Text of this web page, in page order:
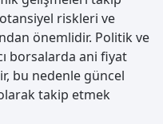
riskleri ve
önemlidir. Politik ve
borsalarda ani fiyat
bu nedenle güncel
takip etmek